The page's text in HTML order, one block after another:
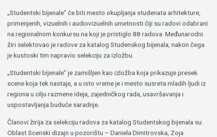
„Studentski bijenale” će biti mesto okupljanja studenata arhitekture,
primenjenih, vizuelnih i audiovizuelnih umetnosti čiji su radovi odabrani
na regionalnom konkursu na koji je pristiglo 88 radova. Međunarodni
žiri selektovao je radove za katalog Studenskog bijenala, nakon čega
je kustoski tim napravio selekciju za izložbu.
„Studentski bijenale” je zamišljen kao izložba koja prikazuje presek
scene koja tek nastaje, a u isto vreme je i mesto susreta mladih ljudi iz
regiona u cilju razmene ideja, zajedničkog rada, usavršavanja i
uspostavljanja buduće saradnje.
Članovi žirija za selekciju radova za katalog Studentskog bijenala su:
Oblast Scenski dizajn u pozorištu – Daniela Dimitrovska, Zoja